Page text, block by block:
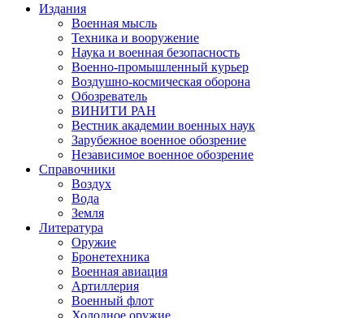
Издания
Военная мысль
Техника и вооружение
Наука и военная безопасность
Военно-промышленный курьер
Воздушно-космическая оборона
Обозреватель
ВИНИТИ РАН
Вестник академии военных наук
Зарубежное военное обозрение
Независимое военное обозрение
Справочники
Воздух
Вода
Земля
Литература
Оружие
Бронетехника
Военная авиация
Артиллерия
Военный флот
Холодное оружие